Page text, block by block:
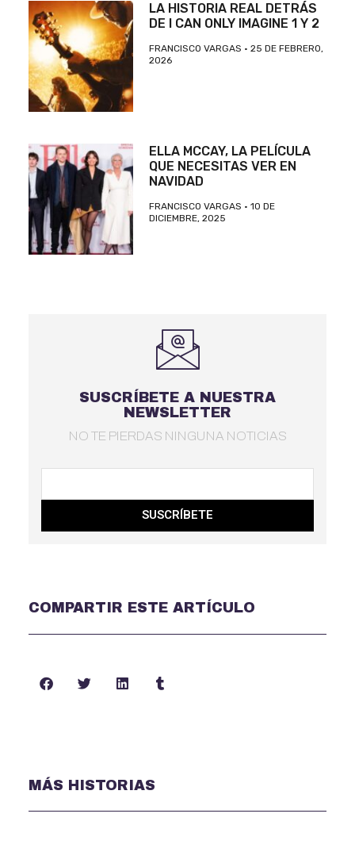
LA HISTORIA REAL DETRÁS
DE I CAN ONLY IMAGINE 1 Y 2
FRANCISCO VARGAS
25 DE FEBRERO,
2026
ELLA MCCAY, LA PELÍCULA
QUE NECESITAS VER EN
NAVIDAD
FRANCISCO VARGAS
10 DE
DICIEMBRE, 2025
SUSCRÍBETE A NUESTRA
NEWSLETTER
NO TE PIERDAS NINGUNA NOTICIAS
SUSCRÍBETE
COMPARTIR ESTE ARTÍCULO
MÁS HISTORIAS